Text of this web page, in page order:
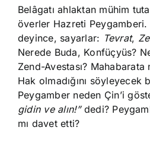
Belâgatı ahlaktan mühim
överler Hazreti Peygamberi.
deyince, sayarlar: Tevrat,
Nerede Buda, Konfüçyüs?
Zend-Avestası? Mahabarata
Hak olmadığını söyleyecek
Peygamber neden Çin’i
gidin ve alın!”dedi?
mı davet etti?